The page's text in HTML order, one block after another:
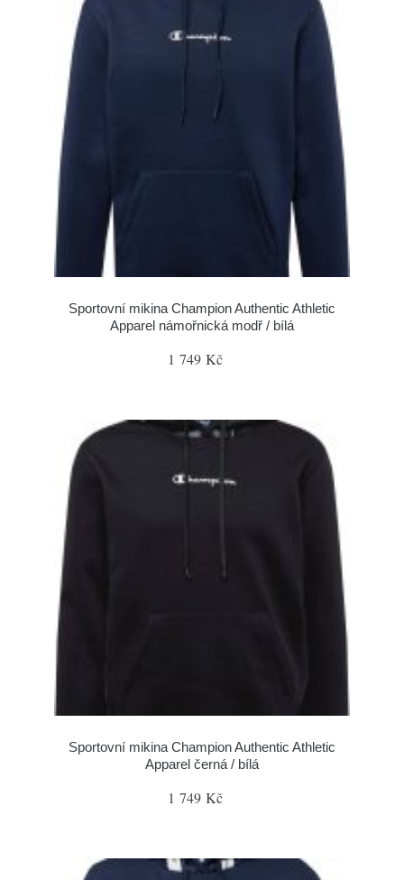
Sportovní mikina Champion Authentic Athletic
Apparel námořnická modř / bílá
1 749 Kč
Sportovní mikina Champion Authentic Athletic
Apparel černá / bílá
1 749 Kč